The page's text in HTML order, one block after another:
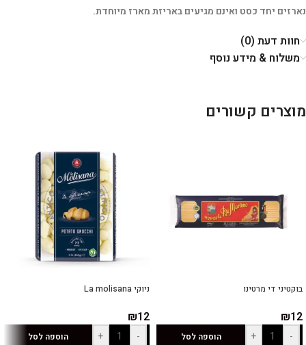
נארזים יחד כסט ואינם מגיעים באריזת מארז מיוחדת.
חוות דעת (0)
משלוח & מידע נוסף
מוצרים קשורים
בוקטיני די מרטינו
₪12
-
+ הוספה לסל
ניוקי La molisana
₪12
-
+ הוספה לסל